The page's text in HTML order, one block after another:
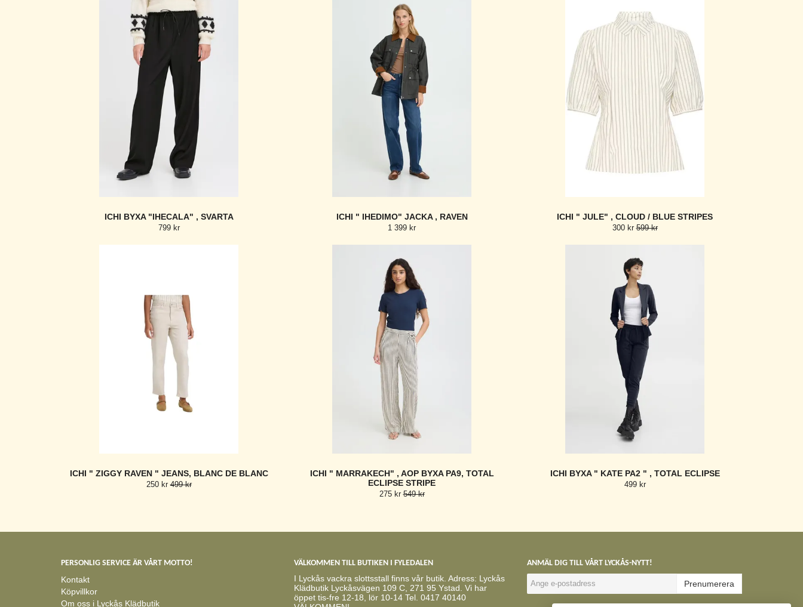
ICHI BYXA "IHECALA" , SVARTA
799 kr
ICHI " IHEDIMO" JACKA , RAVEN
1 399 kr
ICHI " JULE" , CLOUD / BLUE STRIPES
300 kr599 kr
ICHI " ZIGGY RAVEN " JEANS, BLANC DE BLANC
250 kr499 kr
ICHI " MARRAKECH" , AOP BYXA PA9, TOTAL
ECLIPSE STRIPE
275 kr549 kr
ICHI BYXA " KATE PA2 " , TOTAL ECLIPSE
499 kr
PERSONLIG SERVICE ÄR VÅRT MOTTO!
Kontakt
Köpvillkor
Om oss i Lyckås Klädbutik
VÄLKOMMEN TILL BUTIKEN I FYLEDALEN
I Lyckås vackra slottsstall finns vår butik. Adress: Lyckås
Klädbutik Lyckåsvägen 109 C, 271 95 Ystad. Vi har
öppet tis-fre 12-18, lör 10-14 Tel. 0417 40140
ANMÄL DIG TILL VÅRT LYCKÅS-NYTT!
Prenumerera